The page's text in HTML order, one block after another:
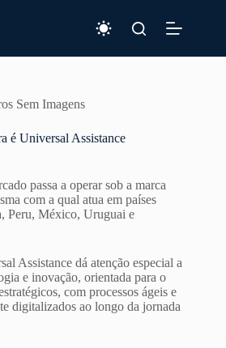
Sem Imagens
é Universal Assistance
passa a operar sob a marca
com a qual atua em países
Peru, México, Uruguai e
Assistance dá atenção especial a
e inovação, orientada para o
com processos ágeis e
digitalizados ao longo da jornada